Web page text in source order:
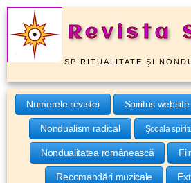
Revista
SPIRITUALITATE ŞI
Numerele revistei Spiritus website
Nondualism radical Şcoala
Nondualitatea românească
Recomandări muzicale